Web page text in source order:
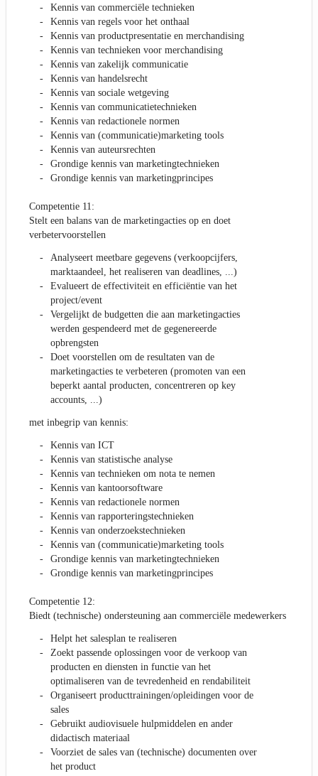
Kennis van commerciële technieken
Kennis van regels voor het onthaal
Kennis van productpresentatie en merchandising
Kennis van technieken voor merchandising
Kennis van zakelijk communicatie
Kennis van handelsrecht
Kennis van sociale wetgeving
Kennis van communicatietechnieken
Kennis van redactionele normen
Kennis van (communicatie)marketing tools
Kennis van auteursrechten
Grondige kennis van marketingtechnieken
Grondige kennis van marketingprincipes
Competentie 11:
Stelt een balans van de marketingacties op en doet
verbetervoorstellen
Analyseert meetbare gegevens (verkoopcijfers,
marktaandeel, het realiseren van deadlines, ...)
Evalueert de effectiviteit en efficiëntie van het
project/event
Vergelijkt de budgetten die aan marketingacties
werden gespendeerd met de gegenereerde
opbrengsten
Doet voorstellen om de resultaten van de
marketingacties te verbeteren (promoten van een
beperkt aantal producten, concentreren op key
accounts, ...)
met inbegrip van kennis:
Kennis van ICT
Kennis van statistische analyse
Kennis van technieken om nota te nemen
Kennis van kantoorsoftware
Kennis van redactionele normen
Kennis van rapporteringstechnieken
Kennis van onderzoekstechnieken
Kennis van (communicatie)marketing tools
Grondige kennis van marketingtechnieken
Grondige kennis van marketingprincipes
Competentie 12:
Biedt (technische) ondersteuning aan commerciële medewerkers
Helpt het salesplan te realiseren
Zoekt passende oplossingen voor de verkoop van
producten en diensten in functie van het
optimaliseren van de tevredenheid en rendabiliteit
Organiseert producttrainingen/opleidingen voor de
sales
Gebruikt audiovisuele hulpmiddelen en ander
didactisch materiaal
Voorziet de sales van (technische) documenten over
het product